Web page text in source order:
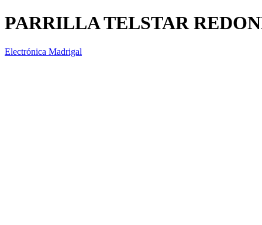
PARRILLA TELSTAR
Electrónica Madrigal